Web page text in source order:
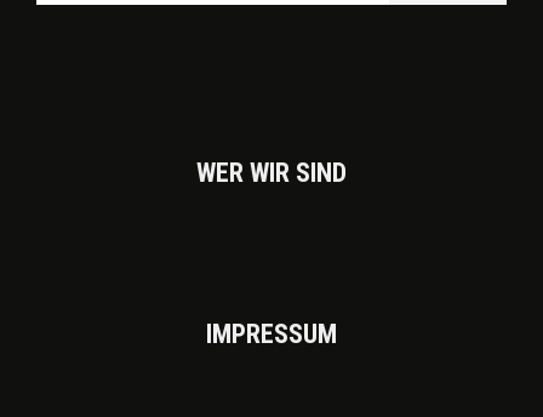
WER WIR SIND
IMPRES­SUM